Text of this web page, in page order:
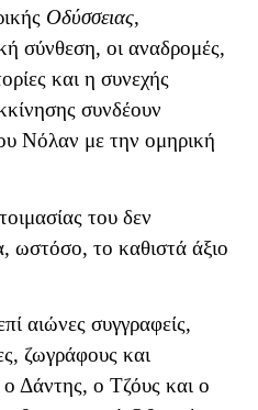
Οδύσσειας,
σύνθεση, οι αναδρομές,
και η συνεχής
συνδέουν
Νόλαν με την ομηρική
του δεν
ωστόσο, το καθιστά άξιο
αιώνες συγγραφείς,
ζωγράφους και
ο Δάντης, ο Τζόυς και ο